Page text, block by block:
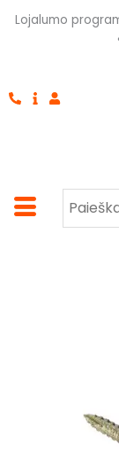
Pereiti
Lojalumo